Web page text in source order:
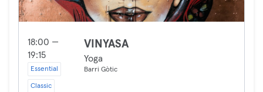
18:00 —
19:15
Essential
Classic
VINYASA
Yoga
Barri Gòtic